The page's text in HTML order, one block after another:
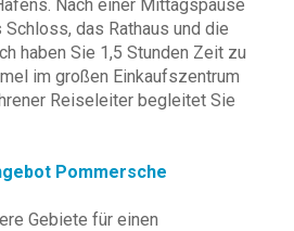
Nach einer Mittagspause
das Rathaus und die
haben Sie 1,5 Stunden Zeit zu
im großen Einkaufszentrum
Reiseleiter begleitet Sie
Pommersche
Gebiete für einen